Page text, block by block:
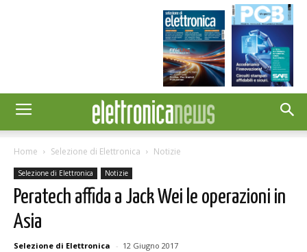
Home Selezione di Elettronica Notizie
Selezione di Elettronica Notizie
Peratech affida a Jack Wei le operazioni in
Asia
Selezione di Elettronica - 12 Giugno 2017